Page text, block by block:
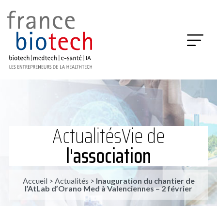
ActualitésVie de
l'association
Accueil> Actualités > Inauguration du chantier de
l’AtLab d’Orano Med à Valenciennes – 2 février